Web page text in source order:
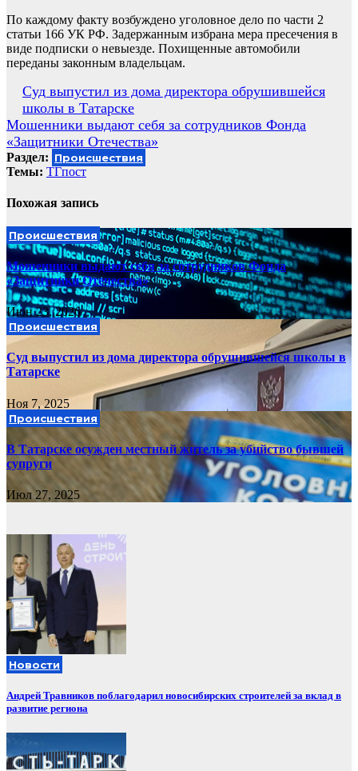
По каждому факту возбуждено уголовное дело по части 2
статьи 166 УК РФ. Задержанным избрана мера пресечения в
виде подписки о невыезде. Похищенные автомобили
переданы законным владельцам.
Навигация
по
записям
Суд выпустил из дома директора обрушившейся
школы в Татарске
Мошенники выдают себя за сотрудников Фонда
«Защитники Отечества»
Раздел: Происшествия
Темы: ТГпост
Похожая запись
Происшествия
Мошенники выдают себя за сотрудников Фонда
«Защитники Отечества»
Июн 23, 2026
Происшествия
Суд выпустил из дома директора обрушившейся школы в
Татарске
Ноя 7, 2025
Происшествия
В Татарске осужден местный житель за убийство бывшей
супруги
Июл 27, 2025
Новости
Андрей Травников поблагодарил новосибирских строителей за вклад в
развитие региона